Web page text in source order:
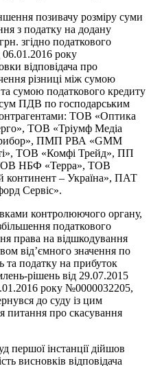
позивачу розміру суми
з податку на додану
згідно податкового
06.01.2016 року
відповідача про
різниці між сумою
сумою податкового кредиту
ПДВ по господарським
ТОВ «Оптика
ТОВ «Тріумф Медіа
ПМП РВА «GMM
ТОВ «Комфі Трейд», ПП
НБФ «Терра», ТОВ
– Україна», ПАТ
Сервіс».
контролюючого органу,
податкового
права на відшкодування
від’ємного значення по
та податку на прибуток
рішень від 29.07.2015
року №0000032205,
до суду із цим
питання про скасування
першої інстанції дійшов
висновків відповідача